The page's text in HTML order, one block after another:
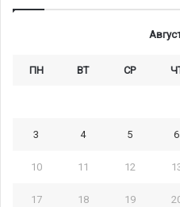
ПН ВТ СР
3 4 5 6
10 11 12
17 18 19